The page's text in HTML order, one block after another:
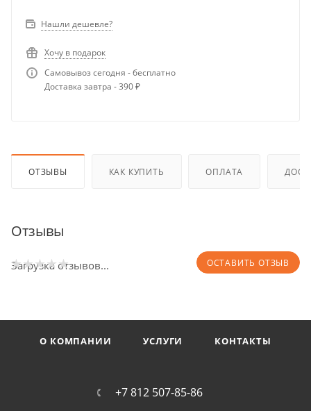
Нашли дешевле?
Хочу в подарок
Самовывоз сегодня - бесплатно
Доставка завтра - 390 ₽
ОТЗЫВЫ КАК КУПИТЬ ОПЛАТА
Отзывы
ОСТАВИТЬ ОТЗЫВ
Загрузка отзывов...
О КОМПАНИИ УСЛУГИ КОНТАКТЫ
+7 812 507-85-86